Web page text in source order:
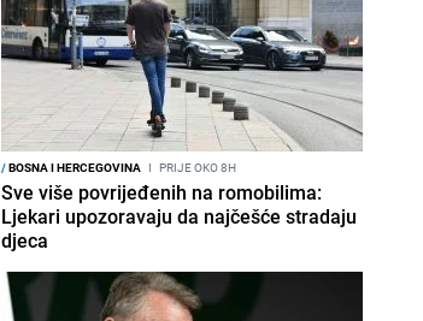
/BOSNA I HERCEGOVINA I PRIJE OKO 8H
Sve više povrijeđenih na romobilima:
Ljekari upozoravaju da najčešće stradaju
djeca